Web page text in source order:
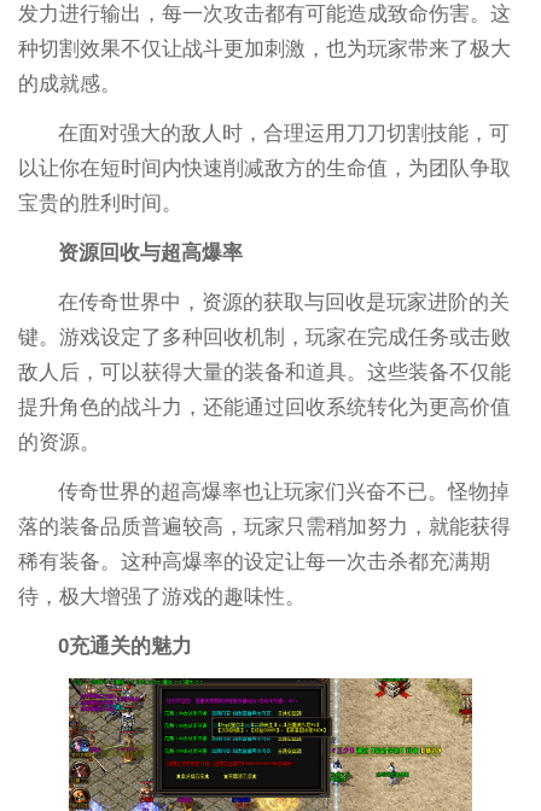
发力进行输出，每一次攻击都有可能造成致命伤害。这
种切割效果不仅让战斗更加刺激，也为玩家带来了极大
的成就感。
在面对强大的敌人时，合理运用刀刀切割技能，可
以让你在短时间内快速削减敌方的生命值，为团队争取
宝贵的胜利时间。
资源回收与超高爆率
在传奇世界中，资源的获取与回收是玩家进阶的关
键。游戏设定了多种回收机制，玩家在完成任务或击败
敌人后，可以获得大量的装备和道具。这些装备不仅能
提升角色的战斗力，还能通过回收系统转化为更高价值
的资源。
传奇世界的超高爆率也让玩家们兴奋不已。怪物掉
落的装备品质普遍较高，玩家只需稍加努力，就能获得
稀有装备。这种高爆率的设定让每一次击杀都充满期
待，极大增强了游戏的趣味性。
0充通关的魅力